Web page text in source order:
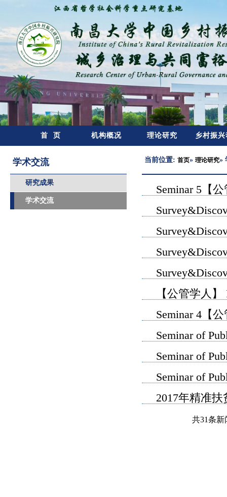
首 页 机构概况 理论研究 乡村振
学术交流
研究成果
学术交流
当前位置: 首页» 理论研究»
Seminar 5【
【公管学人
Seminar 4【
Seminar of
Seminar of
Seminar of
2017年精准
共31条新